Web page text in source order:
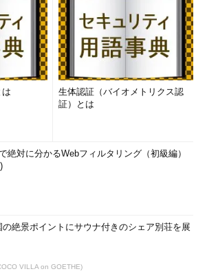
は
生体認証（バイオメトリクス認
証）とは
絶対に分かるWebフィルタリング（初級編）
の絶景ポイントにサウナ付きのシェア別荘を展
VILLA on GOETHE)